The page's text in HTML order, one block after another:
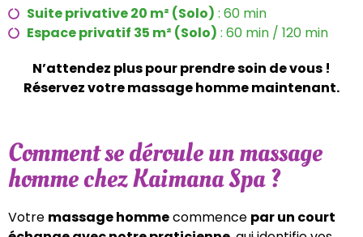
Suite privative 20 m² (Solo) : 60 min
Espace privatif 35 m² (Solo) : 60 min / 120 min
N’attendez plus pour prendre soin de vous !
Réservez votre massage homme maintenant.
Comment se déroule un massage
homme chez Kaimana Spa ?
Votre massage hommecommence par un court